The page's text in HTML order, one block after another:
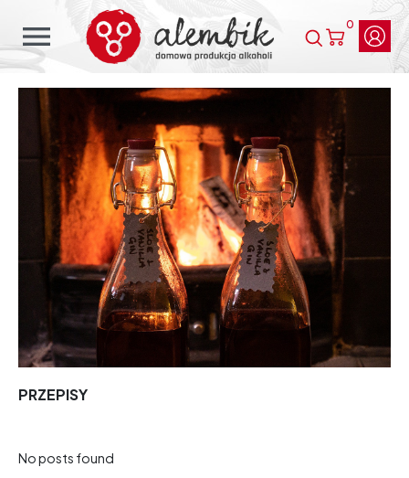
menu 0
PRZEPISY
No posts found